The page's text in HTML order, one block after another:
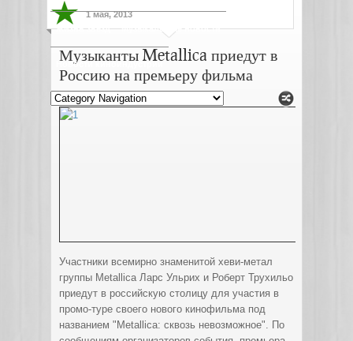
Жизнь звезд Музыкальные новости
Новости киноиндустрии
1 мая, 2013
Музыканты Metallica приедут в
Россию на премьеру фильма
Участники всемирно знаменитой хеви-метал
группы Metallica Ларс Ульрих и Роберт Трухильо
приедут в российскую столицу для участия в
промо-туре своего нового кинофильма под
названием "Metallica: сквозь невозможное". По